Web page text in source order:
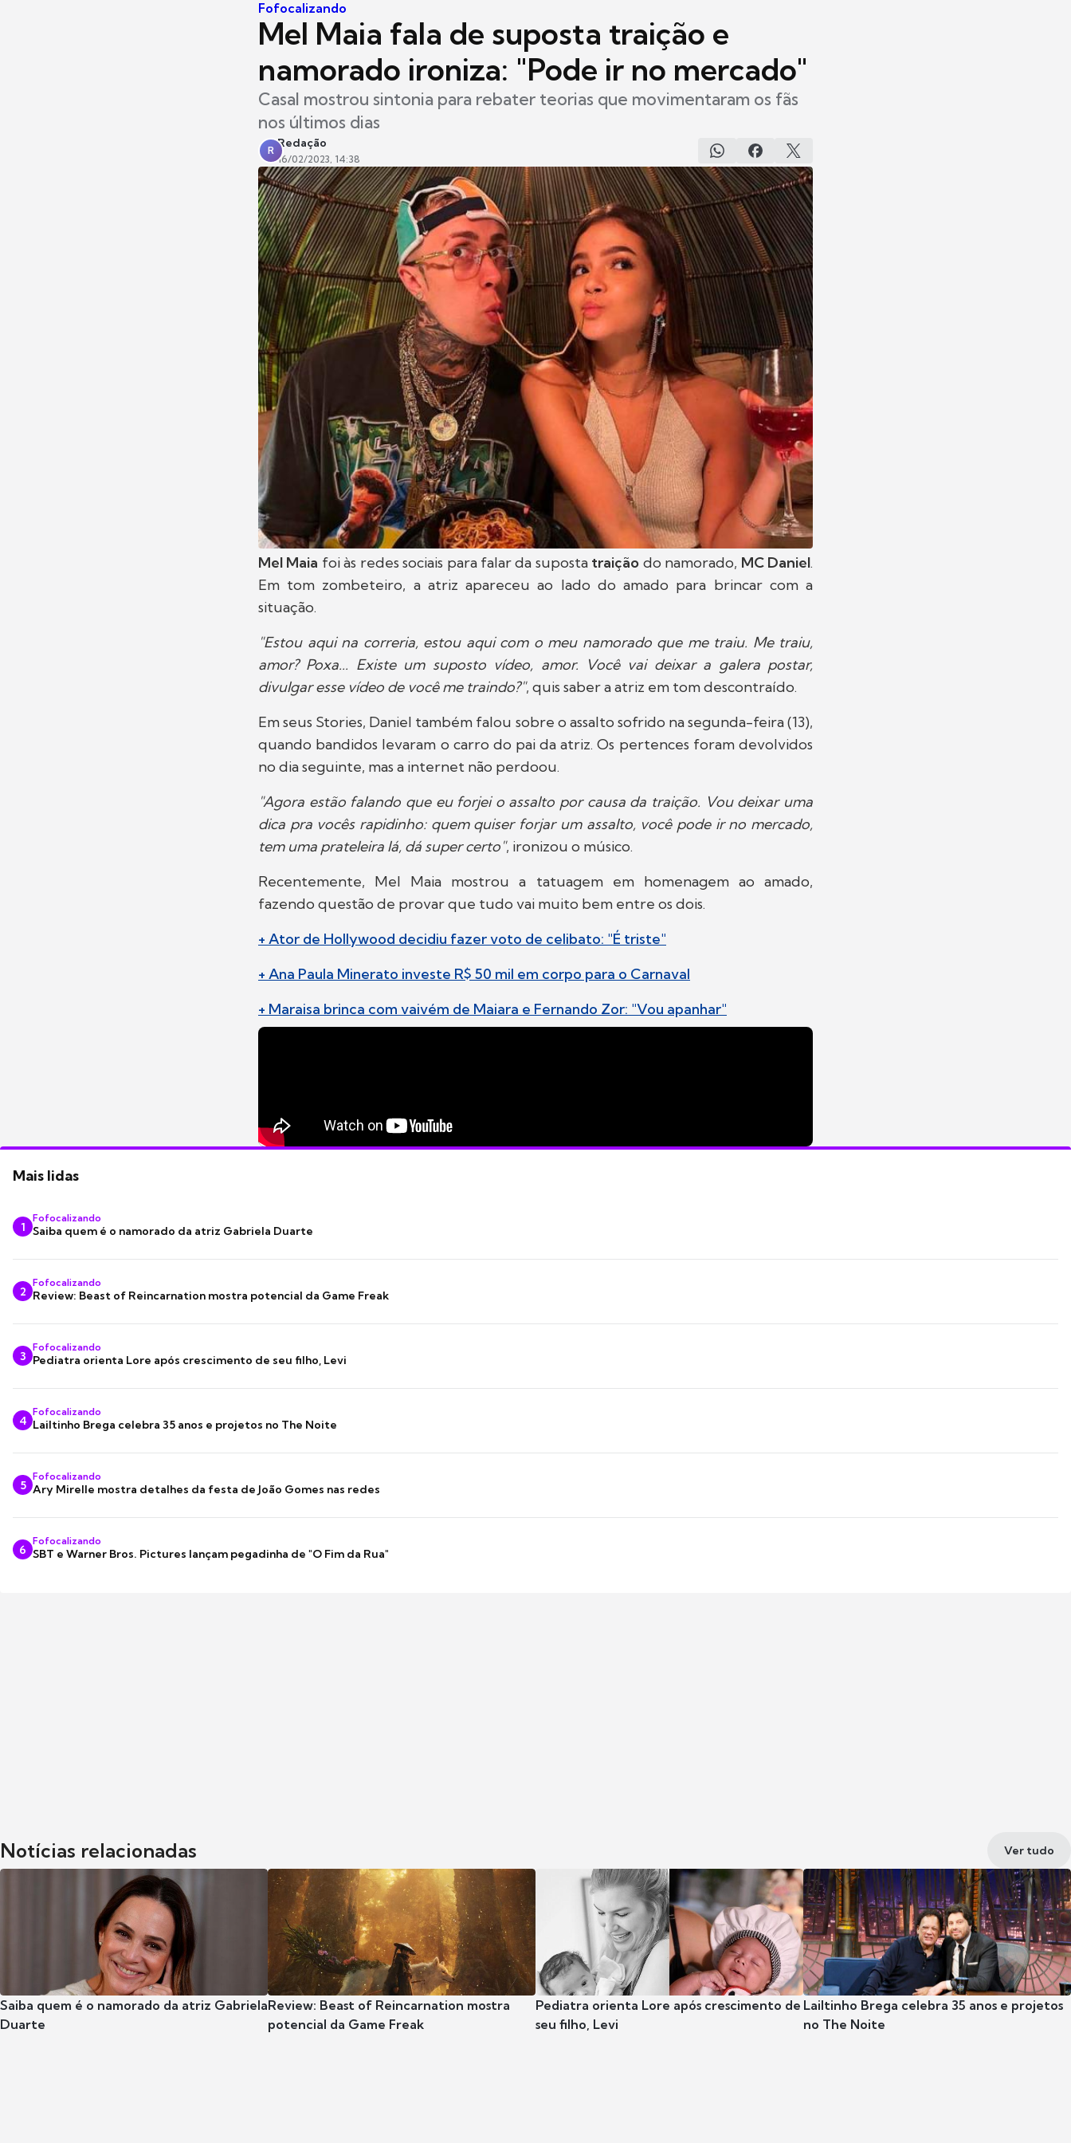
Fofocalizando
Mel Maia fala de suposta traição e
namorado ironiza: "Pode ir no mercado"
Casal mostrou sintonia para rebater teorias que movimentaram os fãs
nos últimos dias
R
Redação
16/02/2023, 14:38
Mel Maia foi às redes sociais para falar da suposta traição do namorado, MC Daniel.
Em tom zombeteiro, a atriz apareceu ao lado do amado para brincar com a
situação.
"Estou aqui na correria, estou aqui com o meu namorado que me traiu. Me traiu,
amor? Poxa... Existe um suposto vídeo, amor. Você vai deixar a galera postar,
divulgar esse vídeo de você me traindo?", quis saber a atriz em tom descontraído.
Em seus Stories, Daniel também falou sobre o assalto sofrido na segunda-feira (13),
quando bandidos levaram o carro do pai da atriz. Os pertences foram devolvidos
no dia seguinte, mas a internet não perdoou.
"Agora estão falando que eu forjei o assalto por causa da traição. Vou deixar uma
dica pra vocês rapidinho: quem quiser forjar um assalto, você pode ir no mercado,
tem uma prateleira lá, dá super certo", ironizou o músico.
Recentemente, Mel Maia mostrou a tatuagem em homenagem ao amado,
fazendo questão de provar que tudo vai muito bem entre os dois.
+ Ator de Hollywood decidiu fazer voto de celibato: "É triste"
+ Ana Paula Minerato investe R$ 50 mil em corpo para o Carnaval
+ Maraisa brinca com vaivém de Maiara e Fernando Zor: "Vou apanhar"
Mais lidas
1
Fofocalizando
Saiba quem é o namorado da atriz Gabriela Duarte
2
Fofocalizando
Review: Beast of Reincarnation mostra potencial da Game Freak
3
Fofocalizando
Pediatra orienta Lore após crescimento de seu filho, Levi
4
Fofocalizando
Lailtinho Brega celebra 35 anos e projetos no The Noite
5
Fofocalizando
Ary Mirelle mostra detalhes da festa de João Gomes nas redes
6
Fofocalizando
SBT e Warner Bros. Pictures lançam pegadinha de "O Fim da Rua"
Notícias relacionadas Ver tudo
Saiba quem é o namorado da atriz Gabriela
Duarte
Review: Beast of Reincarnation mostra
potencial da Game Freak
Pediatra orienta Lore após crescimento de
seu filho, Levi
Lailtinho Brega celebra 35 anos e projetos
no The Noite